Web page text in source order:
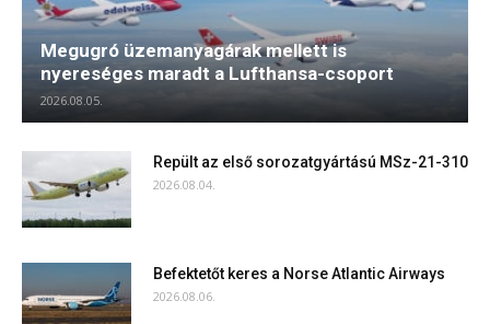
Megugró üzemanyagárak mellett is
nyereséges maradt a Lufthansa-csoport
2026.08.05.
Repült az első sorozatgyártású MSz-21-310
2026.08.04.
Befektetőt keres a Norse Atlantic Airways
2026.08.06.